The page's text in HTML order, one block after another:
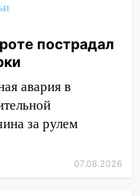
с
прогноз
на
пострадал
авария в
за рулем
07.08.2026